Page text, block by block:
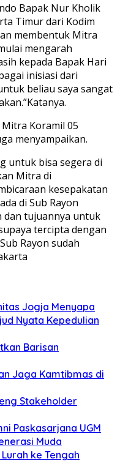
Bapak Nur Kholik
Timur dari Kodim
membentuk Mitra
mengarah
kepada Bapak Hari
inisiasi dari
beliau saya sangat
Koramil 05
menyampaikan.
untuk bisa segera di
Mitra di
kesepakatan
di Sub Rayon
dan tujuannya untuk
tercipta dengan
Rayon sudah
Jogja Menyapa
Nyata Kepedulian
Barisan
Jaga Kamtibmas di
Stakeholder
Paskasarjana UGM
Muda
ke Tengah